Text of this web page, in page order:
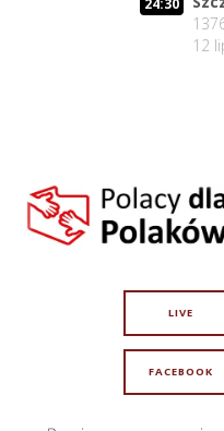
24:30
12
LIVE
FACEBOOK